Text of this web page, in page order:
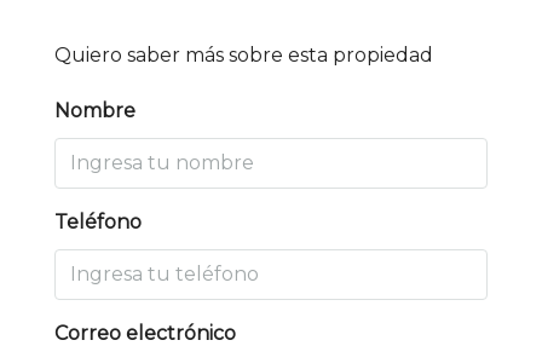
Quiero saber más sobre esta propiedad
Nombre
Teléfono
Correo electrónico